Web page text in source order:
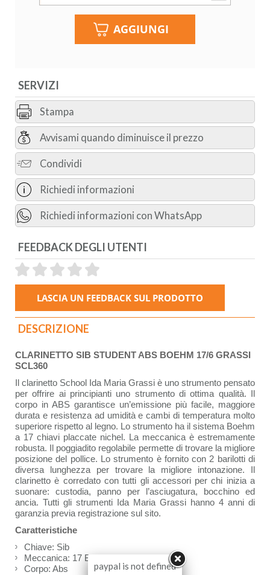
SERVIZI
Stampa
Avvisami quando diminuisce il prezzo
Condividi
Richiedi informazioni
Richiedi informazioni con WhatsApp
FEEDBACK DEGLI UTENTI
DESCRIZIONE
CLARINETTO SIB STUDENT ABS BOEHM 17/6 GRASSI
SCL360
Il clarinetto School Ida Maria Grassi è uno strumento pensato
per offrire ai principianti uno strumento di ottima qualità. Il
corpo in ABS garantisce un’emissione più facile, maggiore
durata e resistenza ad umidità e cambi di temperatura molto
superiore rispetto al legno. Lo strumento ha il sistema Boehm
a 17 chiavi placcate nichel. La meccanica è estremamente
robusta. Il poggiadito regolabile permette di trovare la migliore
posizione del pollice. Lo strumento è fornito con 2 barilotti di
diversa lunghezza per trovare la migliore intonazione. Il
clarinetto è corredato con tutti gli accessori per chi inizia a
suonare: custodia, panno per l’asciugatura, bocchino ed
ancia. Tutti gli strumenti Ida Maria Grassi hanno 4 anni di
garanzia previa registrazione sul sito.
Caratteristiche
Chiave: Sib
Meccanica: 17 Boehm
Corpo: Abs
paypal is not defined